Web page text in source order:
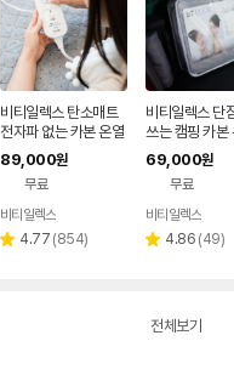
비티일렉스 탄소매트
전자파 없는 카본 온열
매트
89,000원
무료
페이
비티일렉스
별 4.77 리
(854)
비티일렉스 단
쓰는 캠핑 카본
트 탄소 전자파
기매트 전기장
69,000원
무료
페
비티일렉스
별 4.86 리
(49)
전체보기